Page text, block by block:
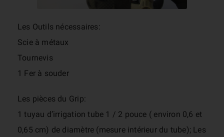
Les Outils nécessaires:
Scie à métaux
Tournevis
1 Fer à souder
Les pièces du Grip:
1 tuyau d’irrigation tube 1 / 2 pouce ( environ 0,6 et
0,65 cm) de diamètre (mesure intérieur du tube); Les